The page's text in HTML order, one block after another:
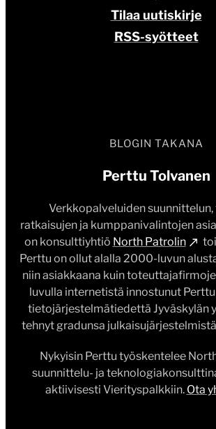
BLOGIN TAKANA
Perttu Tolvanen
Verkkopalveluiden
ratkaisujen ja kumppanivalintojen
on konsulttiyhtiö North Patrolin
Perttu on ollut alalla 2000-luvun
niin asiakkaana kuin
luvulla internetistä innostunut
tietojärjestelmätiedettä Jyväskylän
tehnyt gradunsa
Nykyisin Perttu työskentelee
suunnittelu- ja
aktiivisesti Vierityspalkkiin. Ota
Tilaa uutiskirje
RSS-syötteet